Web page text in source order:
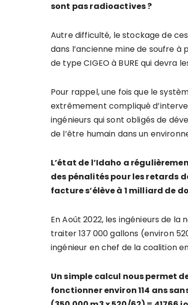
sont pas radioactives ?
Autre difficulté, le stockage de
dans l’ancienne mine de soufre à
de type CIGEO à BURE qui devra
Pour rappel, une fois que le
extrêmement compliqué
ingénieurs qui sont obligés de
de l’être humain dans un
L’état de l’Idaho a
des pénalités pour les retards
facture s’élève à 1 milliard de
En Août 2022, les ingénieurs de
traiter 137 000 gallons (environ
ingénieur en chef de la coalition
Un simple calcul nous permet
fonctionner environ 114 ans